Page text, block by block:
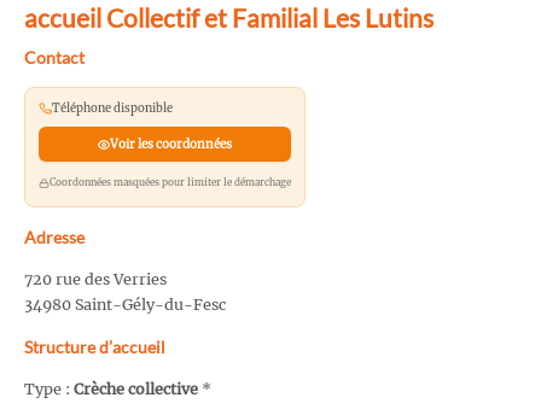
accueil Collectif et Familial Les Lutins
Contact
Téléphone disponible
Voir les coordonnées
Coordonnées masquées pour limiter le démarchage
Adresse
720 rue des Verries
34980 Saint-Gély-du-Fesc
Structure d’accueil
Type : Crèche collective *